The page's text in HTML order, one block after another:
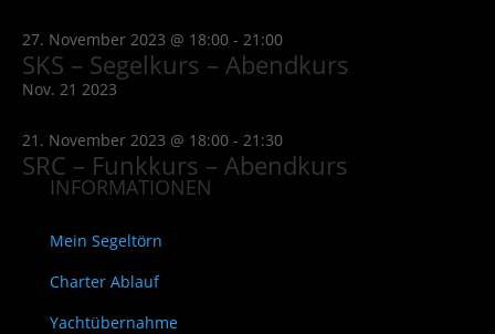
27. November 2023 @ 18:00- 21:00
SKS – Segelkurs – Abendkurs
Nov. 21 2023
21. November 2023 @ 18:00- 21:30
SRC – Funkkurs – Abendkurs
INFORMATIONEN
Mein Segeltörn
Charter Ablauf
Yachtübernahme